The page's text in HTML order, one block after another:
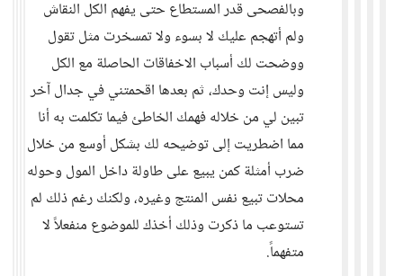
وبالفصحى قدر المستطاع حتى يفهم الكل النقاش
ولم أتهجم عليك لا بسوء ولا تمسخرت مثل تقول
ووضحت لك أسباب الاخفاقات الحاصلة مع الكل
وليس إنت وحدك، ثم بعدها اقحمتني في جدال آخر
تبين لي من خلاله فهمك الخاطئ فيما تكلمت به أنا
مما اضطريت إلى توضيحه لك بشكل أوسع من خلال
ضرب أمثلة كمن يبيع على طاولة داخل المول وحوله
محلات تبيع نفس المنتج وغيره، ولكنك رغم ذلك لم
تستوعب ما ذكرت وذلك أخذك للموضوع منفعلاً لا
متفهماً.